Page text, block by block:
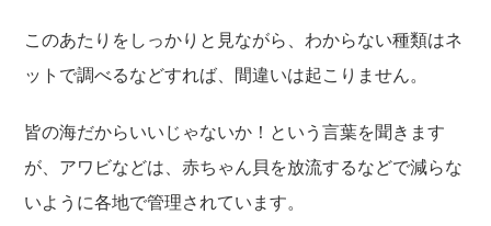
このあたりをしっかりと見ながら、わからない種類はネ
ットで調べるなどすれば、間違いは起こりません。
皆の海だからいいじゃないか！という言葉を聞きます
が、アワビなどは、赤ちゃん貝を放流するなどで減らな
いように各地で管理されています。